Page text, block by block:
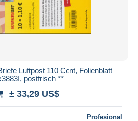
Luftpost 110 Cent, Folienblatt
postfrisch **
± 33,29 US$
Profesional